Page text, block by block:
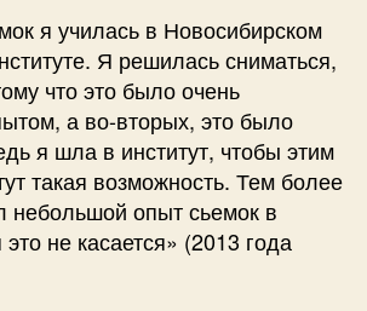
я училась в Новосибирском
Я решилась сниматься,
что это было очень
а во-вторых, это было
я шла в институт, чтобы этим
такая возможность. Тем более
небольшой опыт сьемок в
не касается» (2013 года